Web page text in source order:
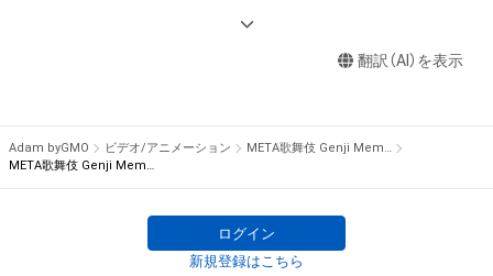
はなく、万が一本NFT保有者等が本NFT及び本コンテンツに起
因して損失を負った場合であっても一切の責任を負わないもの
通常の損害に限るものとし、賠償金額の上限は本NFTに関して
４．本規定は日本法により解釈されるものとします。 万が一本
歌舞伎史上初の試みとなるバーチャルプロダクション（メタバ
合する撮影手法）を用いて、古典文学の不朽の名作『源氏物語』
を題材に製作する歌舞伎作品です。
平安時代を緻密に再現したバーチャルセットと歌舞伎俳優の演
翻訳（AI）を表示
Adam byGMO ビデオ/アニメーション
META歌舞伎 Genji Memories
META歌舞伎 Genji Memories #06
ログイン
新規登録はこちら